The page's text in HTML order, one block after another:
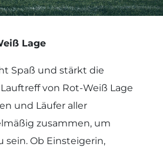
Lage
Spaß und stärkt die
von Rot-Weiß Lage
und Läufer aller
zusammen, um
sein. Ob Einsteigerin,